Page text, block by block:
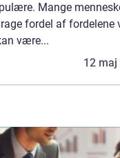
Mange
fordel af fordelene
være...
12 maj